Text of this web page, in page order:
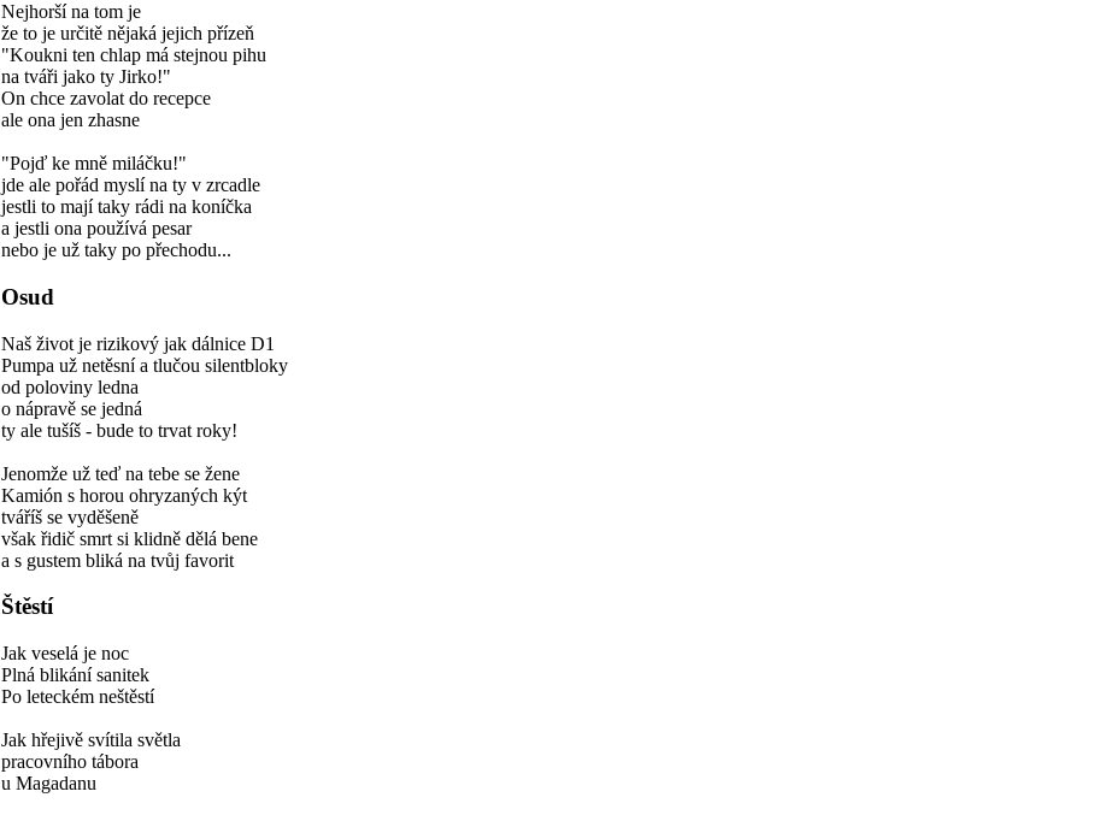
Nejhorší na tom je
že to je určitě nějaká jejich přízeň
"Koukni ten chlap má stejnou pihu
na tváři jako ty Jirko!"
On chce zavolat do recepce
ale ona jen zhasne
"Pojď ke mně miláčku!"
jde ale pořád myslí na ty v zrcadle
jestli to mají taky rádi na koníčka
a jestli ona používá pesar
nebo je už taky po přechodu...
Osud
Naš život je rizikový jak dálnice D1
Pumpa už netěsní a tlučou silentbloky
od poloviny ledna
o nápravě se jedná
ty ale tušíš - bude to trvat roky!
Jenomže už teď na tebe se žene
Kamión s horou ohryzaných kýt
tváříš se vyděšeně
však řidič smrt si klidně dělá bene
a s gustem bliká na tvůj favorit
Štěstí
Jak veselá je noc
Plná blikání sanitek
Po leteckém neštěstí
Jak hřejivě svítila světla
pracovního tábora
u Magadanu